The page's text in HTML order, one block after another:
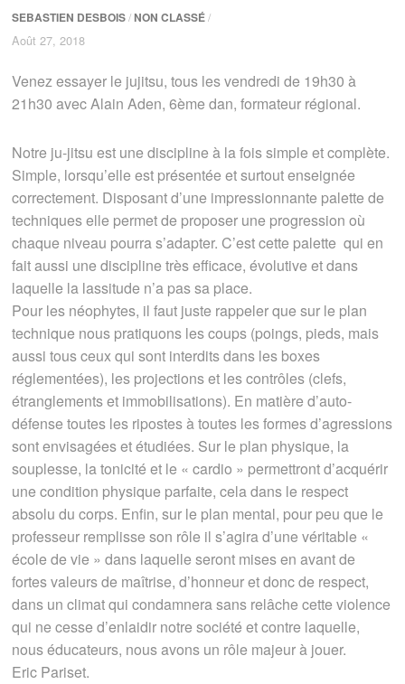
SEBASTIEN DESBOIS / NON CLASSÉ /
Août 27, 2018
Venez essayer le jujitsu, tous les vendredi de 19h30 à
21h30 avec Alain Aden, 6ème dan, formateur régional.
Notre ju-jitsu est une discipline à la fois simple et complète.
Simple, lorsqu’elle est présentée et surtout enseignée
correctement. Disposant d’une impressionnante palette de
techniques elle permet de proposer une progression où
chaque niveau pourra s’adapter. C’est cette palette qui en
fait aussi une discipline très efficace, évolutive et dans
laquelle la lassitude n’a pas sa place.
Pour les néophytes, il faut juste rappeler que sur le plan
technique nous pratiquons les coups (poings, pieds, mais
aussi tous ceux qui sont interdits dans les boxes
réglementées), les projections et les contrôles (clefs,
étranglements et immobilisations). En matière d’auto-
défense toutes les ripostes à toutes les formes d’agressions
sont envisagées et étudiées. Sur le plan physique, la
souplesse, la tonicité et le « cardio » permettront d’acquérir
une condition physique parfaite, cela dans le respect
absolu du corps. Enfin, sur le plan mental, pour peu que le
professeur remplisse son rôle il s’agira d’une véritable «
école de vie » dans laquelle seront mises en avant de
fortes valeurs de maîtrise, d’honneur et donc de respect,
dans un climat qui condamnera sans relâche cette violence
qui ne cesse d’enlaidir notre société et contre laquelle,
nous éducateurs, nous avons un rôle majeur à jouer.
Eric Pariset.